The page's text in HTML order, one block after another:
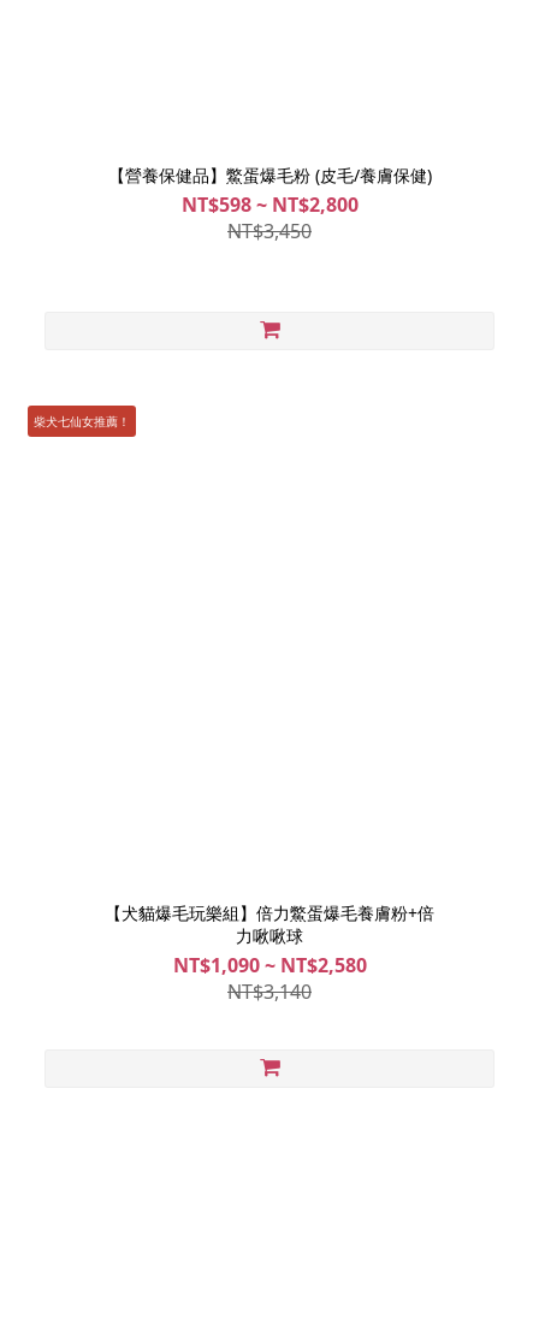
【營養保健品】鱉蛋爆毛粉 (皮毛/養膚保健)
NT$598 ~ NT$2,800
NT$3,450
柴犬七仙女推薦！
【犬貓爆毛玩樂組】倍力鱉蛋爆毛養膚粉+倍
力啾啾球
NT$1,090 ~ NT$2,580
NT$3,140